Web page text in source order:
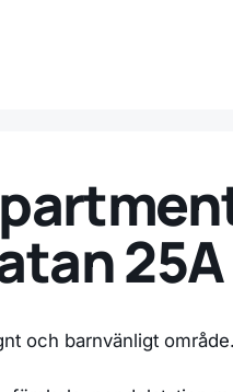
och barnvänligt